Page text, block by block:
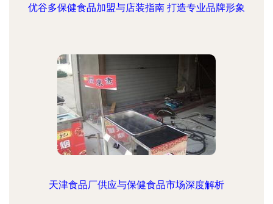
优谷多保健食品加盟与店装指南 打造专业品牌形象
天津食品厂供应与保健食品市场深度解析